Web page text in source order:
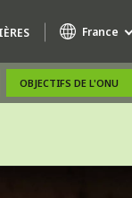
France
OBJECTIFS DE L'ONU